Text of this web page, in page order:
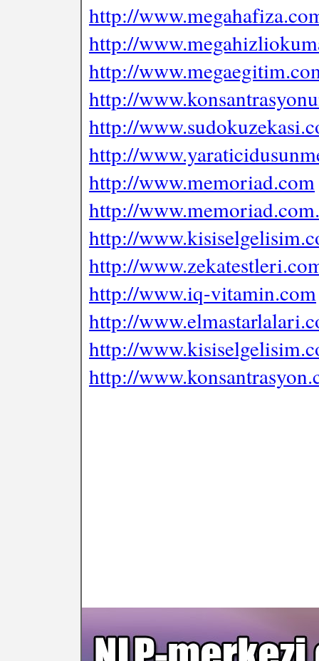
http://
http://
http://
http://
http://
http://
http://www.memoriad.com
http://
http://
http://
http://www.iq-vitamin.com
http://
http://
http://